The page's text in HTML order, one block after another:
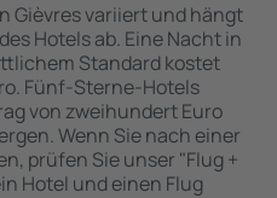
Gièvres variiert und hängt
Hotels ab. Eine Nacht in
Standard kostet
Fünf-Sterne-Hotels
von zweihundert Euro
Wenn Sie nach einer
prüfen Sie unser "Flug +
Hotel und einen Flug